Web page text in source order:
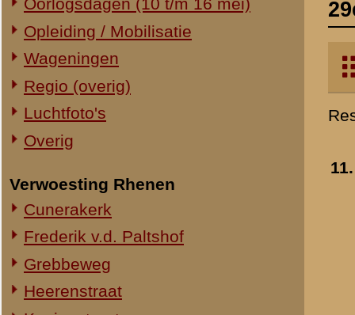
Verwoesting Rhenen
Frederik v.d. Paltshof
Grebbeweg
Koningstraat
Kruisstraat
Torenstraat
Lokatie onbekend
Militair Ereveld
Algemeen
Berging en identificatie
Nederlandse graven
Duitse graven
Monumenten